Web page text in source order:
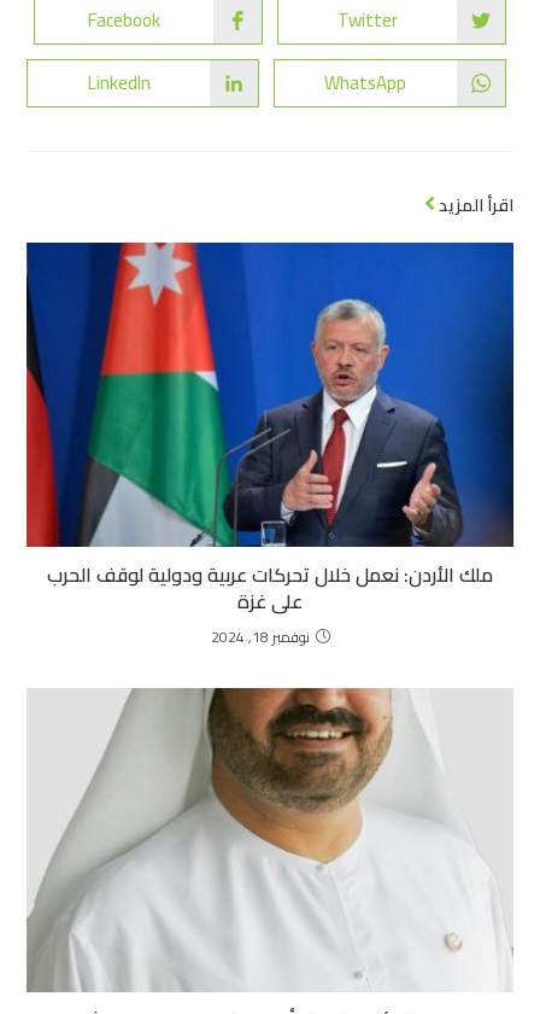
Twitter
Facebook
WhatsApp
LinkedIn
اقرأ المزيد
ملك الأردن: نعمل خلال تحركات عربية ودولية لوقف الحرب
على غزة
نوفمبر 18, 2024